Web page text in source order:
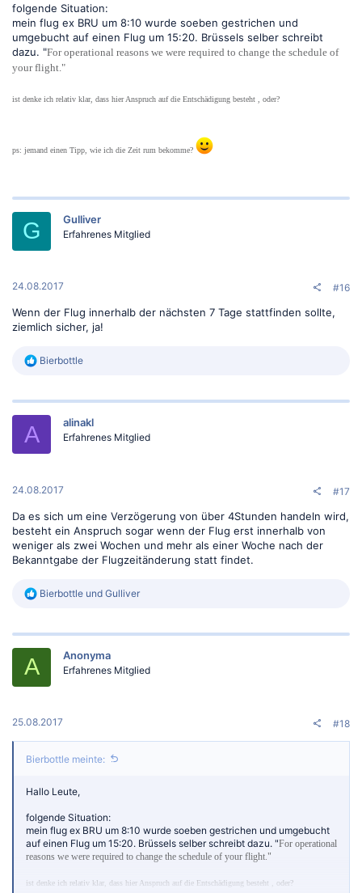
folgende Situation:
mein flug ex BRU um 8:10 wurde soeben gestrichen und
umgebucht auf einen Flug um 15:20. Brüssels selber schreibt
dazu. "For operational reasons we were required to change the schedule of
your flight."
ist denke ich relativ klar, dass hier Anspruch auf die Entschädigung besteht , oder?
ps: jemand einen Tipp, wie ich die Zeit rum bekomme?
G Gulliver
Erfahrenes Mitglied
24.08.2017 #16
Wenn der Flug innerhalb der nächsten 7 Tage stattfinden sollte,
ziemlich sicher, ja!
R
k
:
Bierbottle
A alinakl
Erfahrenes Mitglied
24.08.2017 #17
Da es sich um eine Verzögerung von über 4Stunden handeln wird,
besteht ein Anspruch sogar wenn der Flug erst innerhalb von
weniger als zwei Wochen und mehr als einer Woche nach der
Bekanntgabe der Flugzeitänderung statt findet.
R
k
o
:
Bierbottle und Gulliver
A Anonyma
Erfahrenes Mitglied
25.08.2017 #18
Bierbottle meinte:
Hallo Leute,
folgende Situation:
mein flug ex BRU um 8:10 wurde soeben gestrichen und umgebucht
auf einen Flug um 15:20. Brüssels selber schreibt dazu. "For operational
reasons we were required to change the schedule of your flight."
ist denke ich relativ klar, dass hier Anspruch auf die Entschädigung besteht , oder?